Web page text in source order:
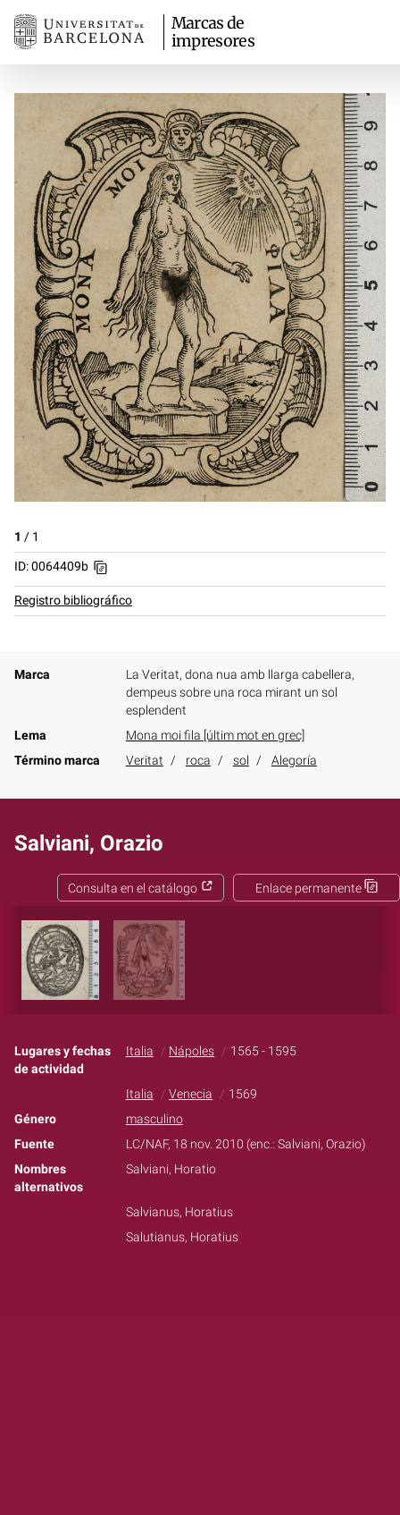
Marcas de
impresores
1 / 1
ID: 0064409b
Registro bibliográfico
Marca
La Veritat, dona nua amb llarga cabellera,
dempeus sobre una roca mirant un sol
esplendent
Lema
Mona moi fila [últim mot en grec]
Término marca
Veritat roca sol Alegoría
Salviani, Orazio
Enlace permanente
Consulta en el catálogo
Lugares y fechas
de actividad
Italia Nápoles 1565 - 1595
Italia Venecia
1569
Género
masculino
Fuente
LC/NAF, 18 nov. 2010 (enc.: Salviani, Orazio)
Nombres
alternativos
Salviani, Horatio
Salvianus, Horatius
Salutianus, Horatius